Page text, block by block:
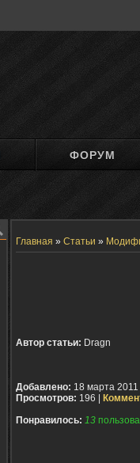
ФОРУМ
Главная » Статьи »
Автор статьи: Dragn
Добавлено: 18 марта 2011
Просмотров: 196 |
Понравилось: 13